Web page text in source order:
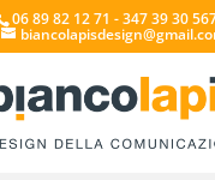
06 89 82 12 71 - 347 39 30